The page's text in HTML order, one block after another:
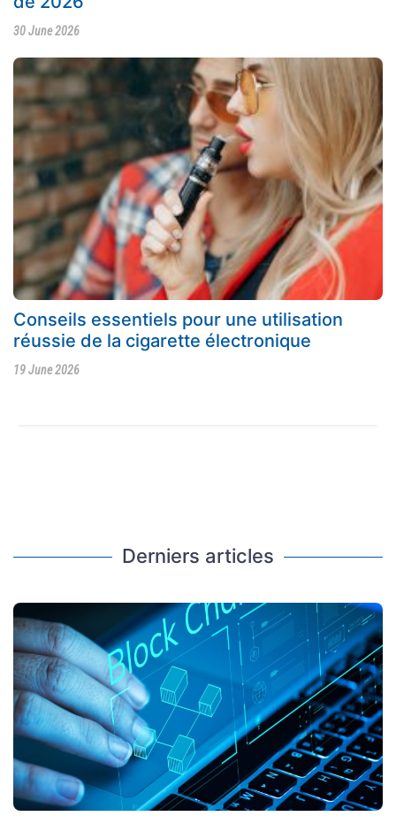
30 June 2026
Conseils essentiels pour une utilisation
réussie de la cigarette électronique
19 June 2026
Derniers articles